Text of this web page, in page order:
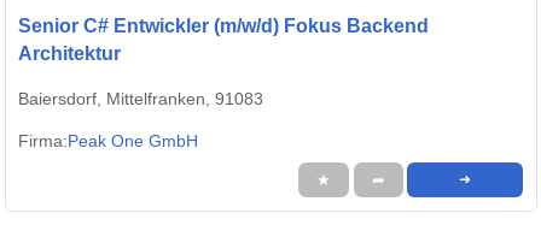
Senior C# Entwickler (m/w/d) Fokus Backend
Architektur
Baiersdorf, Mittelfranken, 91083
Firma:Peak One GmbH
★ ➦ ➜